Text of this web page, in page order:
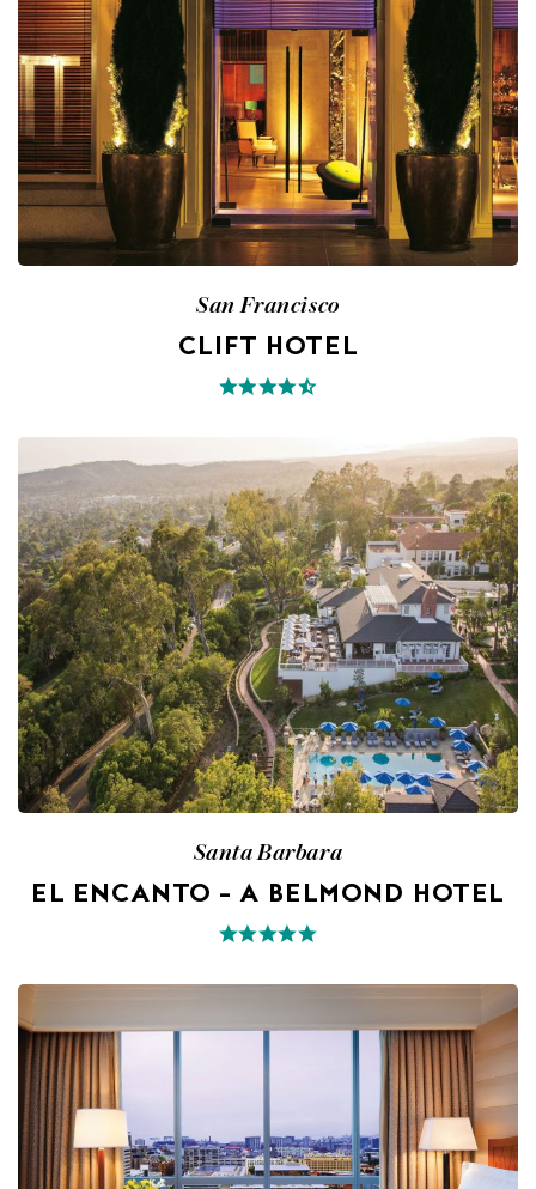
San Francisco
CLIFT HOTEL
Santa Barbara
EL ENCANTO – A BELMOND HOTEL